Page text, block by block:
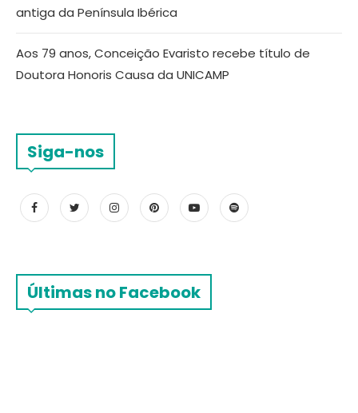
antiga da Península Ibérica
Aos 79 anos, Conceição Evaristo recebe título de
Doutora Honoris Causa da UNICAMP
Siga-nos
Últimas no Facebook